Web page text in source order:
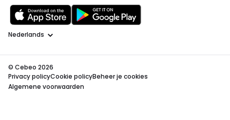
Taal
© Cebeo 2026
Privacy policyCookie policyBeheer je cookies
Algemene voorwaarden